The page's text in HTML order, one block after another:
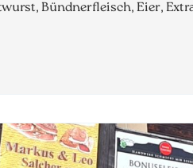
Bündnerfleisch, Eier,